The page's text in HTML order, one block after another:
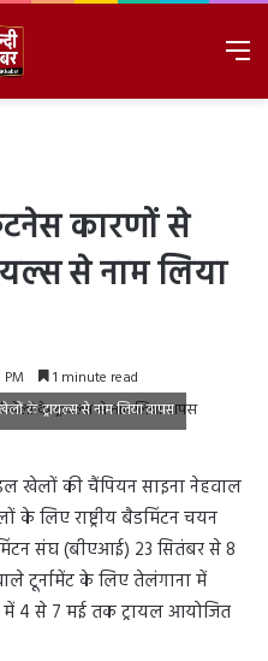
कारणों से
से नाम लिया
1 minute read
के ट्रायल्स से नाम लिया वापस
खेलों की चैंपियन साइना नेहवाल
लिए राष्ट्रीय बैडमिंटन चयन
संघ (बीएआई) 23 सितंबर से 8
टूर्नामेंट के लिए तेलंगाना में
4 से 7 मई तक ट्रायल आयोजित